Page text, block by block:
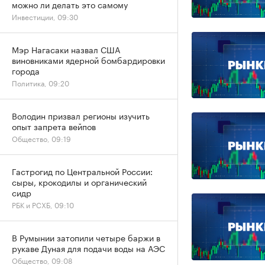
можно ли делать это самому
Инвестиции, 09:30
Мэр Нагасаки назвал США
виновниками ядерной бомбардировки
города
Политика, 09:20
Володин призвал регионы изучить
опыт запрета вейпов
Общество, 09:19
Гастрогид по Центральной России:
сыры, крокодилы и органический
сидр
РБК и РСХБ, 09:10
В Румынии затопили четыре баржи в
рукаве Дуная для подачи воды на АЭС
Общество, 09:08